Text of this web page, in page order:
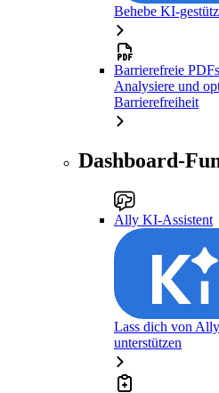
Behebe KI-
Barrierefreie PDFs
Analysiere und
Barrierefreiheit
Dashboard-
Ally KI-Assistent
Lass dich von
unterstützen